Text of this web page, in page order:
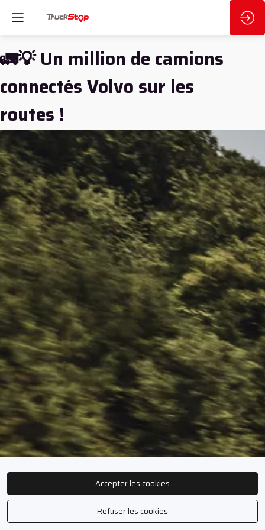
🚛💡 Un million de camions
connectés Volvo sur les
routes !
Accepter les cookies
Refuser les cookies